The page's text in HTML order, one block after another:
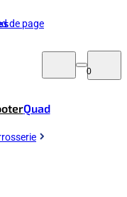
de page
0
Quad